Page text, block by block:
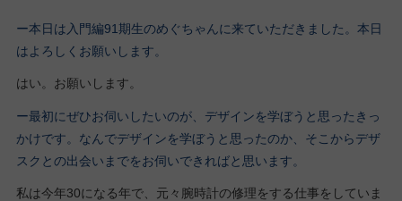
ー本日は入門編91期生のめぐちゃんに来ていただきました。本日
はよろしくお願いします。
はい。お願いします。
ー最初にぜひお伺いしたいのが、デザインを学ぼうと思ったきっ
かけです。なんでデザインを学ぼうと思ったのか、そこからデザ
スクとの出会いまでをお伺いできればと思います。
私は今年30になる年で、元々腕時計の修理をする仕事をしていま